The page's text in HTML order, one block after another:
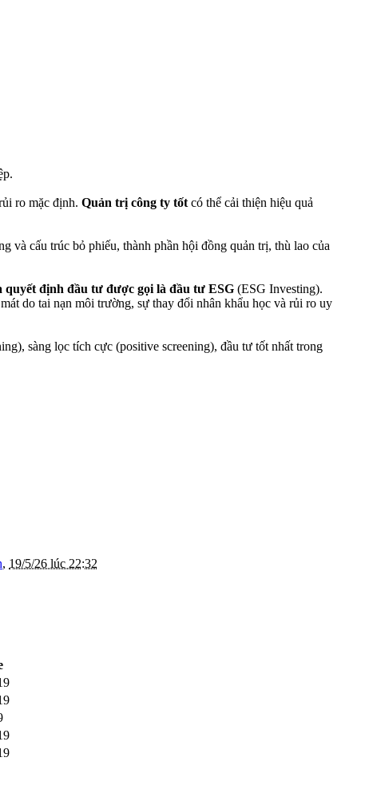
ro mặc định. Quản trị công ty tốt có thể cải thiện hiệu quả
và cấu trúc bỏ phiếu, thành phần hội đồng quản trị, thù lao của
quyết định đầu tư được gọi là đầu tư ESG (ESG Investing).
do tai nạn môi trường, sự thay đổi nhân khẩu học và rủi ro uy
sàng lọc tích cực (positive screening), đầu tư tốt nhất trong
, 19/5/26 lúc 22:32